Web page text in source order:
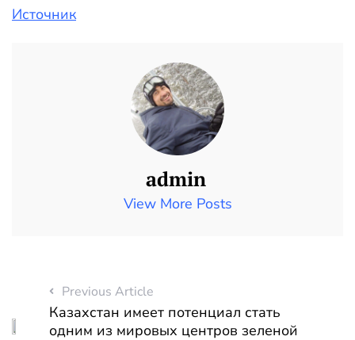
Источник
admin
View More Posts
Previous Article
Казахстан имеет потенциал стать
одним из мировых центров зеленой